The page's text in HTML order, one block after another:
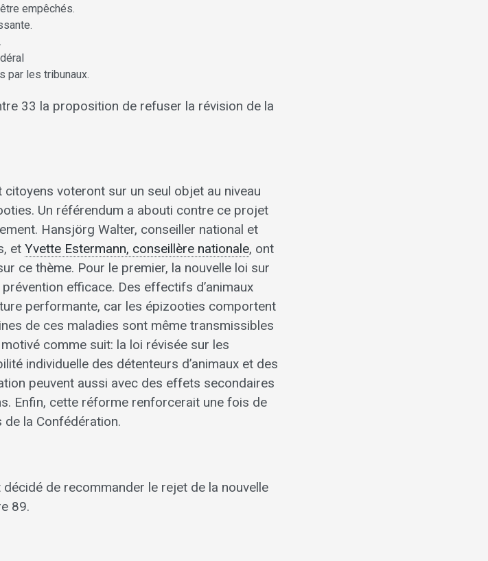
empêchés.
par les tribunaux.
33 la proposition de refuser la révision de la
voteront sur un seul objet au niveau
Un référendum a abouti contre ce projet
Hansjörg Walter, conseiller national et
etYvette Estermann, conseillère nationale, ont
ce thème. Pour le premier, la nouvelle loi sur
efficace. Des effectifs d’animaux
performante, car les épizooties comportent
de ces maladies sont même transmissibles
comme suit: la loi révisée sur les
individuelle des détenteurs d’animaux et des
peuvent aussi avec des effets secondaires
Enfin, cette réforme renforcerait une fois de
la Confédération.
de recommander le rejet de la nouvelle
89.